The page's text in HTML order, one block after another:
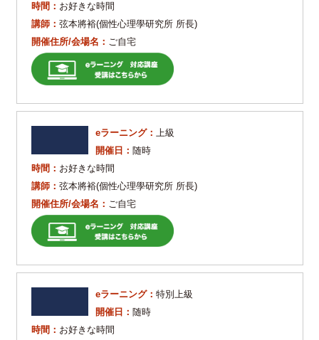
時間： お好きな時間
講師： 弦本將裕(個性心理學研究所 所長)
開催住所/会場名： ご自宅
eラーニング：
上級
開催日： 随時
時間： お好きな時間
講師： 弦本將裕(個性心理學研究所 所長)
開催住所/会場名： ご自宅
eラーニング： 特別上級
開催日： 随時
時間： お好きな時間